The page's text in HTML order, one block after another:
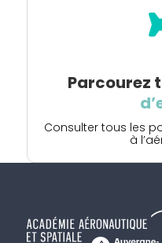
Parcourez
Consulter tous les
à